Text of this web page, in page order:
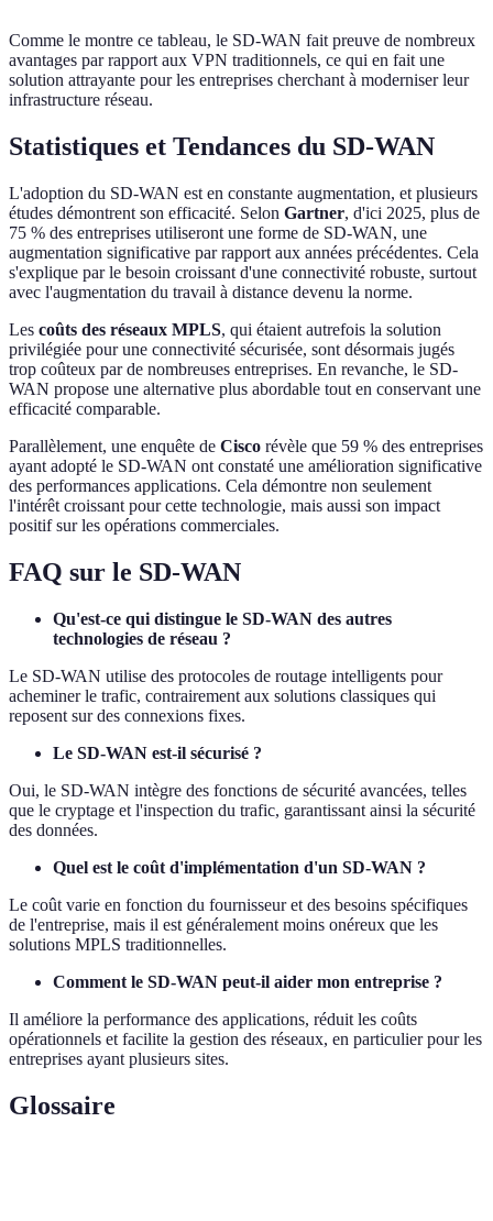
Comme le montre ce tableau, le SD-WAN fait preuve de nombreux
avantages par rapport aux VPN traditionnels, ce qui en fait une
solution attrayante pour les entreprises cherchant à moderniser leur
infrastructure réseau.
Statistiques et Tendances du SD-WAN
L'adoption du SD-WAN est en constante augmentation, et plusieurs
études démontrent son efficacité. Selon Gartner, d'ici 2025, plus de
75 % des entreprises utiliseront une forme de SD-WAN, une
augmentation significative par rapport aux années précédentes. Cela
s'explique par le besoin croissant d'une connectivité robuste, surtout
avec l'augmentation du travail à distance devenu la norme.
Les coûts des réseaux MPLS, qui étaient autrefois la solution
privilégiée pour une connectivité sécurisée, sont désormais jugés
trop coûteux par de nombreuses entreprises. En revanche, le SD-
WAN propose une alternative plus abordable tout en conservant une
efficacité comparable.
Parallèlement, une enquête de Cisco révèle que 59 % des entreprises
ayant adopté le SD-WAN ont constaté une amélioration significative
des performances applications. Cela démontre non seulement
l'intérêt croissant pour cette technologie, mais aussi son impact
positif sur les opérations commerciales.
FAQ sur le SD-WAN
Qu'est-ce qui distingue le SD-WAN des autres
technologies de réseau ?
Le SD-WAN utilise des protocoles de routage intelligents pour
acheminer le trafic, contrairement aux solutions classiques qui
reposent sur des connexions fixes.
Le SD-WAN est-il sécurisé ?
Oui, le SD-WAN intègre des fonctions de sécurité avancées, telles
que le cryptage et l'inspection du trafic, garantissant ainsi la sécurité
des données.
Quel est le coût d'implémentation d'un SD-WAN ?
Le coût varie en fonction du fournisseur et des besoins spécifiques
de l'entreprise, mais il est généralement moins onéreux que les
solutions MPLS traditionnelles.
Comment le SD-WAN peut-il aider mon entreprise ?
Il améliore la performance des applications, réduit les coûts
opérationnels et facilite la gestion des réseaux, en particulier pour les
entreprises ayant plusieurs sites.
Glossaire